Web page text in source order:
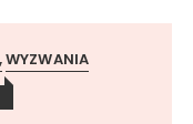
WYZWANIA